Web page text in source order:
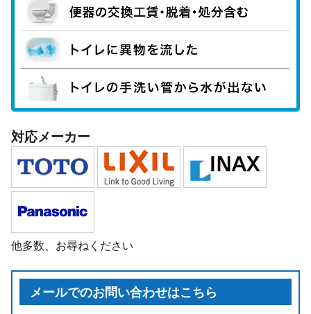
対応メーカー
他多数、お尋ねください
メールでのお問い合わせはこちら